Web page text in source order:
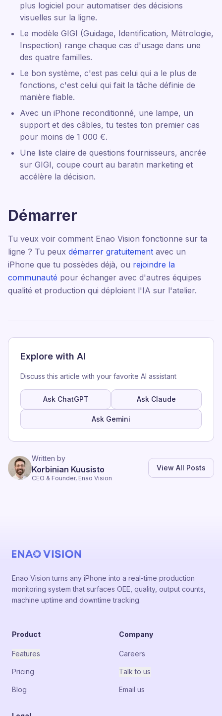
plus logiciel pour automatiser des décisions
visuelles sur la ligne.
Le modèle GIGI (Guidage, Identification, Métrologie,
Inspection) range chaque cas d'usage dans une
des quatre familles.
Le bon système, c'est pas celui qui a le plus de
fonctions, c'est celui qui fait la tâche définie de
manière fiable.
Avec un iPhone reconditionné, une lampe, un
support et des câbles, tu testes ton premier cas
pour moins de 1 000 €.
Une liste claire de questions fournisseurs, ancrée
sur GIGI, coupe court au baratin marketing et
accélère la décision.
Démarrer
Tu veux voir comment Enao Vision fonctionne sur ta
ligne ? Tu peux démarrer gratuitement avec un
iPhone que tu possèdes déjà, ou rejoindre la
communauté pour échanger avec d'autres équipes
qualité et production qui déploient l'IA sur l'atelier.
Explore with AI
Discuss this article with your favorite AI assistant
Ask ChatGPT Ask Claude
Ask Gemini
Written by
Korbinian Kuusisto
CEO & Founder, Enao Vision
View All Posts
Enao Vision turns any iPhone into a real-time production
monitoring system that surfaces OEE, quality, output counts,
machine uptime and downtime tracking.
Product
Features
Pricing
Blog
Company
Careers
Talk to us
Email us